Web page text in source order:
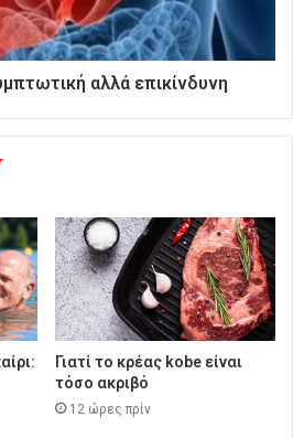
αλλά επικίνδυνη
Γιατί το κρέας kobe είναι
τόσο ακριβό
12 ώρες πρίν